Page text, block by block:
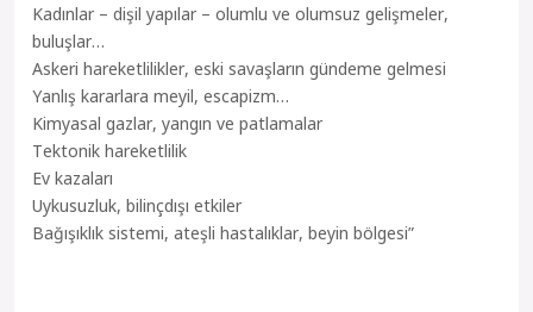
Kadınlar – dişil yapılar – olumlu ve olumsuz gelişmeler,
buluşlar…
Askeri hareketlilikler, eski savaşların gündeme gelmesi
Yanlış kararlara meyil, escapizm…
Kimyasal gazlar, yangın ve patlamalar
Tektonik hareketlilik
Ev kazaları
Uykusuzluk, bilinçdışı etkiler
Bağışıklık sistemi, ateşli hastalıklar, beyin bölgesi”